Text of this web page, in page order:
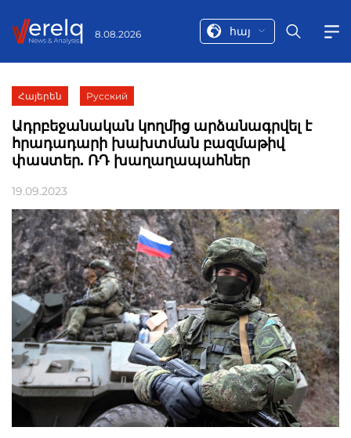
8.08.2026 հայ
Հայերեն Русский
Ադրբեջանական կողմից արձանագրվել է
հրադադարի խախտման բազմաթիվ
փաստեր. ՌԴ խաղաղապահներ
19.09.2023